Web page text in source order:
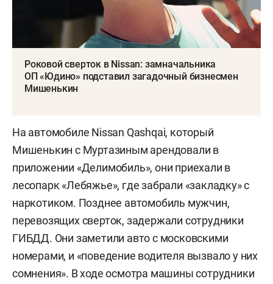
Роковой сверток в Nissan: замначальника
ОП «Юдино» подставил загадочный бизнесмен
Мишенькин
На автомобиле Nissan Qashqai, который
Мишенькин с Муртазиным арендовали в
приложении «Делимобиль», они приехали в
лесопарк «Лебяжье», где забрали «закладку» с
наркотиком. Позднее автомобиль мужчин,
перевозящих сверток, задержали сотрудники
ГИБДД. Они заметили авто с московскими
номерами, и «поведение водителя вызвало у них
сомнения». В ходе осмотра машины сотрудники